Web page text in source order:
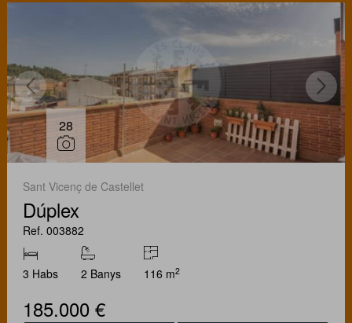
28
Sant Vicenç de Castellet
Dúplex
Ref. 003882
3 Habs 2 Banys 116 m2
185.000 €